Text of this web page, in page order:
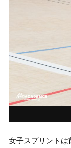
女子スプリントは